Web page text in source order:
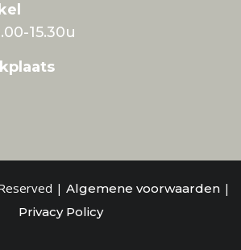
15.30u
| Algemene voorwaarden |
Privacy Policy